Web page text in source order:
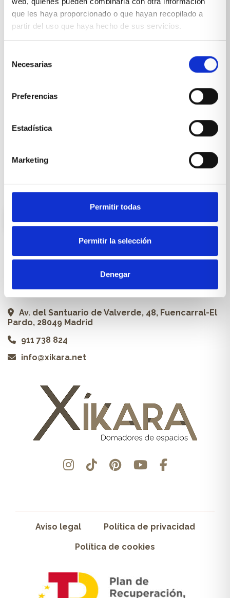
que les haya proporcionado o que hayan recopilado a
partir del uso que haya hecho de sus servicios.
Necesarias
Preferencias
Estadística
Marketing
Permitir todas
Permitir la selección
Denegar
Reseñas Google
SOLICITA UNA CITA
Cocinas a medida
Profesionales
Contacto
Xikara | Tienda de muebles
Av. del Santuario de Valverde, 48, Fuencarral-El
Pardo, 28049 Madrid
911 738 824
info@xikara.net
Aviso legal Política de privacidad
Política de cookies